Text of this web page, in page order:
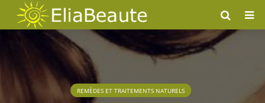
REMÈDES ET TRAITEMENTS NATURELS